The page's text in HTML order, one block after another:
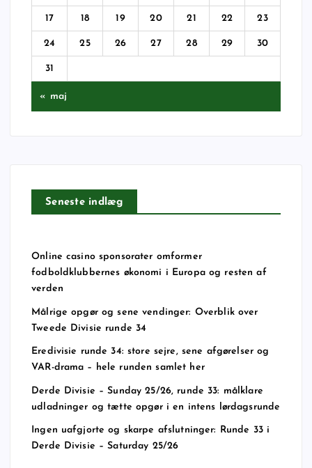
17 18 19 20 21 22 23
24 25 26 27 28 29 30
31
« maj
Seneste indlæg
Online casino sponsorater omformer
fodboldklubbernes økonomi i Europa og resten af
verden
Målrige opgør og sene vendinger: Overblik over
Tweede Divisie runde 34
Eredivisie runde 34: store sejre, sene afgørelser og
VAR-drama – hele runden samlet her
Derde Divisie – Sunday 25/26, runde 33: målklare
udladninger og tætte opgør i en intens lørdagsrunde
Ingen uafgjorte og skarpe afslutninger: Runde 33 i
Derde Divisie – Saturday 25/26